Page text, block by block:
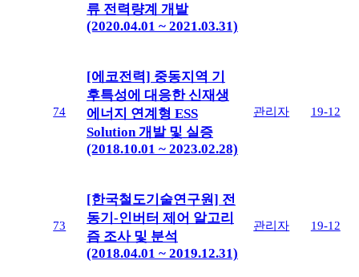
류 전력량계 개발
(2020.04.01 ~ 2021.03.31)
74
[에코전력] 중동지역 기
후특성에 대응한 신재생
에너지 연계형 ESS
Solution 개발 및 실증
(2018.10.01 ~ 2023.02.28)
관리자 19-12
73
[한국철도기술연구원] 전
동기-인버터 제어 알고리
즘 조사 및 분석
(2018.04.01 ~ 2019.12.31)
관리자 19-12